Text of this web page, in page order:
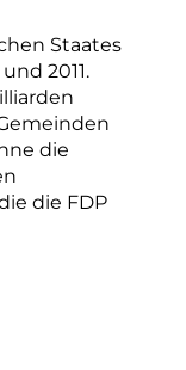
Staates
2011.
die
die FDP